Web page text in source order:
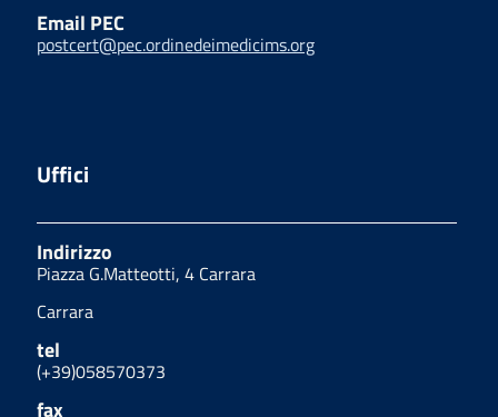
Email PEC
postcert@pec.ordinedeimedicims.org
Uffici
Indirizzo
Piazza G.Matteotti, 4 Carrara
Carrara
tel
(+39)058570373
fax